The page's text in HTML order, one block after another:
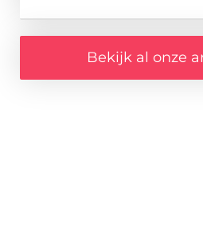
Bekijk al onze